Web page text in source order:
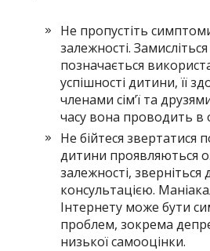
Не пропустіть
залежності.
позначається
успішності дитини, її
членами сім’ї та
часу вона проводить в
Не бійтеся звертатися
дитини проявляються
залежності, зверніться
консультацією.
Інтернету може бути
проблем, зокрема
низької самооцінки.